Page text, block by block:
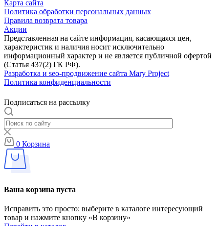
Карта сайта
Политика обработки персональных данных
Правила возврата товара
Акции
Представленная на сайте информация, касающаяся цен,
характеристик и наличия носит исключительно
информационный характер и не является публичной офертой
(Статья 437(2) ГК РФ).
Разработка и seo-продвижение сайта Mary Project
Политика конфиденциальности
Подписаться на рассылку
0 Корзина
Ваша корзина пуста
Исправить это просто: выберите в каталоге интересующий
товар и нажмите кнопку «В корзину»